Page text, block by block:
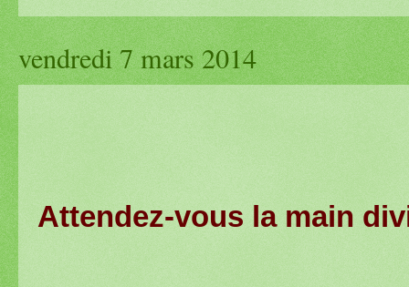
vendredi 7 mars 2014
Attendez-vous la main